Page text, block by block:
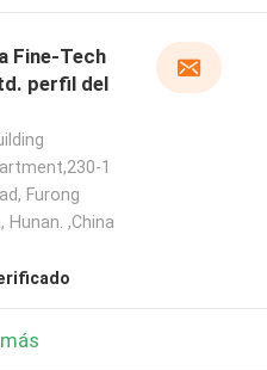
Fine-Tech
perfil del
1
Furong
,China